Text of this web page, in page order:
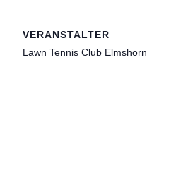
VERANSTALTER
Lawn Tennis Club Elmshorn